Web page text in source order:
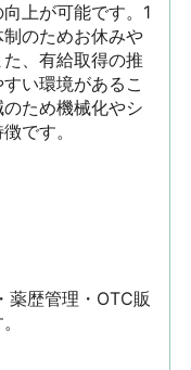
上が可能です。1
のためお休みや
、有給取得の推
い環境があるこ
ため機械化やシ
です。
薬歴管理・OTC販